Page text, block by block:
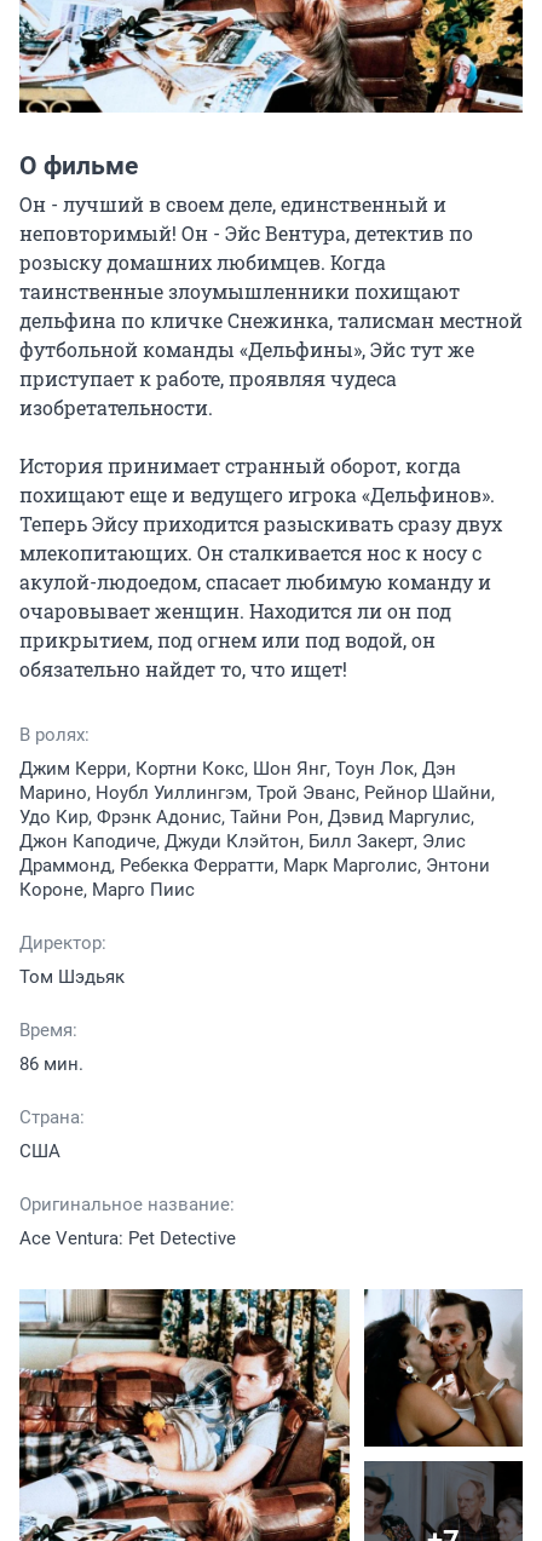
О фильме
Он - лучший в своем деле, единственный и
неповторимый! Он - Эйс Вентура, детектив по
розыску домашних любимцев. Когда
таинственные злоумышленники похищают
дельфина по кличке Снежинка, талисман местной
футбольной команды «Дельфины», Эйс тут же
приступает к работе, проявляя чудеса
изобретательности.
История принимает странный оборот, когда
похищают еще и ведущего игрока «Дельфинов».
Теперь Эйсу приходится разыскивать сразу двух
млекопитающих. Он сталкивается нос к носу с
акулой-людоедом, спасает любимую команду и
очаровывает женщин. Находится ли он под
прикрытием, под огнем или под водой, он
обязательно найдет то, что ищет!
В ролях:
Джим Керри, Кортни Кокс, Шон Янг, Тоун Лок, Дэн
Марино, Ноубл Уиллингэм, Трой Эванс, Рейнор Шайни,
Удо Кир, Фрэнк Адонис, Тайни Рон, Дэвид Маргулис,
Джон Каподиче, Джуди Клэйтон, Билл Закерт, Элис
Драммонд, Ребекка Ферратти, Марк Марголис, Энтони
Короне, Марго Пиис
Директор:
Том Шэдьяк
Время:
86 мин.
Страна:
США
Оригинальное название:
Ace Ventura: Pet Detective